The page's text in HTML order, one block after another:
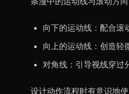
向下的运动线：配合滚
向上的运动线：创造轻
对角线：引导视线穿过
设计动作流程时有意识地使